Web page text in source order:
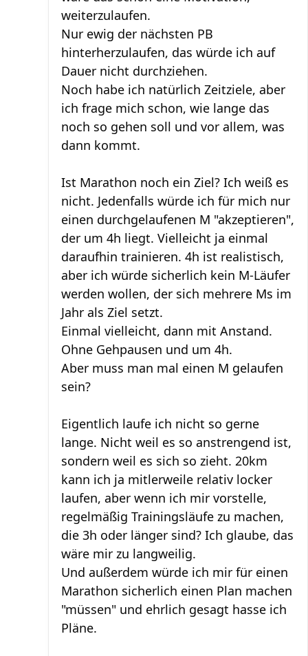
weiterzulaufen.
Nur ewig der nächsten PB
hinterherzulaufen, das würde ich auf
Dauer nicht durchziehen.
Noch habe ich natürlich Zeitziele, aber
ich frage mich schon, wie lange das
noch so gehen soll und vor allem, was
dann kommt.
Ist Marathon noch ein Ziel? Ich weiß es
nicht. Jedenfalls würde ich für mich nur
einen durchgelaufenen M "akzeptieren",
der um 4h liegt. Vielleicht ja einmal
daraufhin trainieren. 4h ist realistisch,
aber ich würde sicherlich kein M-Läufer
werden wollen, der sich mehrere Ms im
Jahr als Ziel setzt.
Einmal vielleicht, dann mit Anstand.
Ohne Gehpausen und um 4h.
Aber muss man mal einen M gelaufen
sein?
Eigentlich laufe ich nicht so gerne
lange. Nicht weil es so anstrengend ist,
sondern weil es sich so zieht. 20km
kann ich ja mitlerweile relativ locker
laufen, aber wenn ich mir vorstelle,
regelmäßig Trainingsläufe zu machen,
die 3h oder länger sind? Ich glaube, das
wäre mir zu langweilig.
Und außerdem würde ich mir für einen
Marathon sicherlich einen Plan machen
"müssen" und ehrlich gesagt hasse ich
Pläne.